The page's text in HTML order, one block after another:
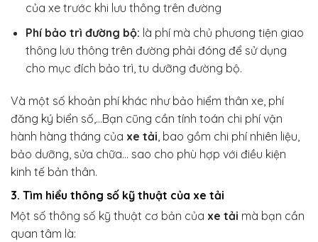
của xe trước khi lưu thông trên đường
Phí bảo trì đường bộ: là phí mà chủ phương tiện giao
thông lưu thông trên đường phải đóng để sử dụng
cho mục đích bảo trì, tu dưỡng đường bộ.
Và một số khoản phí khác như bảo hiểm thân xe, phí
đăng ký biển số,…Bạn cũng cần tính toán chi phí vận
hành hàng tháng của xe tải , bao gồm chi phí nhiên liệu,
bảo dưỡng, sửa chữa… sao cho phù hợp với điều kiện
kinh tế bản thân.
3. Tìm hiểu thông số kỹ thuật của xe tải
Một số thông số kỹ thuật cơ bản của xe tải mà bạn cần
quan tâm là: